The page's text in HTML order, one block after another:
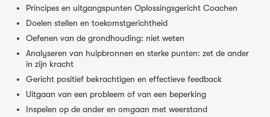
Principes en uitgangspunten Oplossingsgericht Coachen
Doelen stellen en toekomstgerichtheid
Oefenen van de grondhouding: niet weten
Analyseren van hulpbronnen en sterke punten: zet de ander
in zijn kracht
Gericht positief bekrachtigen en effectieve feedback
Uitgaan van een probleem of van een beperking
Inspelen op de ander en omgaan met weerstand